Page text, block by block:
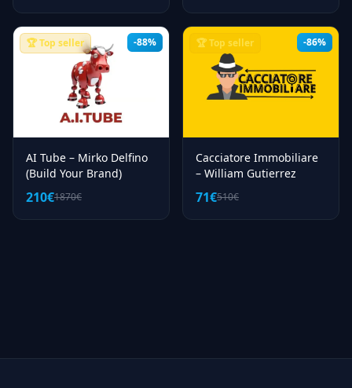
-88%
🏆 Top seller
AI Tube – Mirko Delfino
(Build Your Brand)
210€1870€
-86%
🏆 Top seller
Cacciatore Immobiliare
– William Gutierrez
71€510€